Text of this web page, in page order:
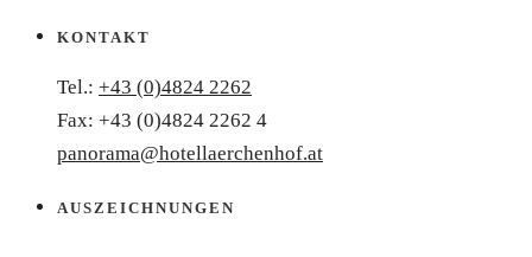
KONTAKT
Tel.: +43 (0)4824 2262
Fax: +43 (0)4824 2262 4
panorama@hotellaerchenhof.at
AUSZEICHNUNGEN